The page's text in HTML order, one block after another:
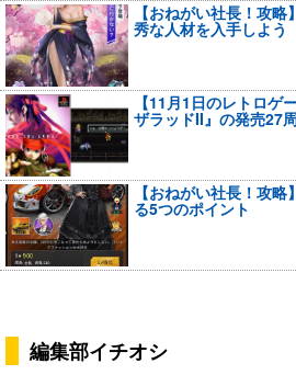
【おねがい社長！攻
秀な人材を入手しよう
【11月1日のレトロゲ
ザラッドII』の発売27
【おねがい社長！攻
る5つのポイント
編集部イチオシ